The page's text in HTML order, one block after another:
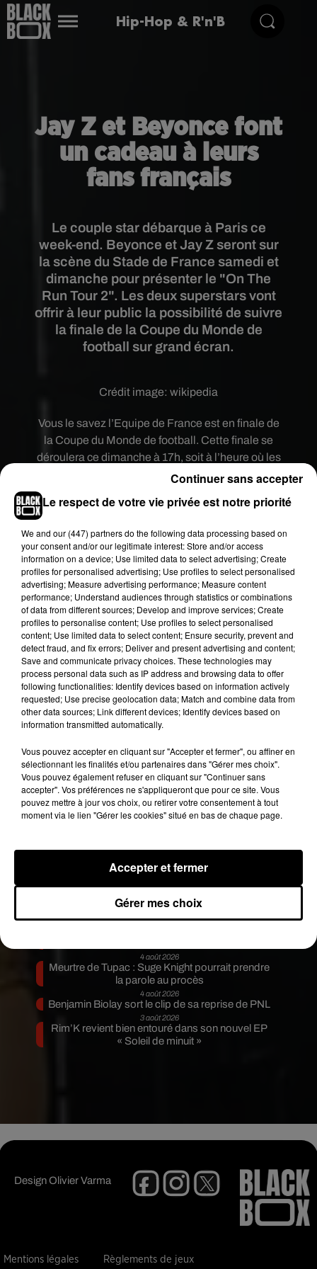
Hip-Hop & R'n'B
Jay Z et Beyonce font
un cadeau à leurs
fans français
Publié : 12 juillet 2018 à 7h36 par Clément
Le couple star débarque à Paris ce
week-end. Beyonce et Jay Z seront sur
la scène du Stade de France samedi et
dimanche pour présenter le "On The
Run Tour 2". Les deux superstars vont
offrir à leur public la possibilité de suivre
la finale de la Coupe du Monde de
football sur grand écran.
Crédit image: wikipedia
Vous le savez l’Equipe de France est en finale de
la Coupe du Monde de football. Cette finale se
déroulera ce dimanche à 17h, soit à l’heure où les
fans de Beyonce et Jay z feront la queue devant le
Stade de France
dans le doute : regarder le match ou assister au
votre place de concert ! Jay Z et Beyonce ne
veulent pas vous frustrer. Des écrans géants
seront installés dans l’enceinte du Stade de
France afin de ne rien rater de cette finale. Les
personnes en possession d’un billet pour ce
concert sont invités à se rendre au Stade de
France à partir de 16 heures. A noter qu’il reste
des places pour ce grand show.En cas de victoire,
vous allez pouvoir faire la fête en compagnie de
Jay Z et Beyonce.
Fil actus
7 août 2026
Moha MMZ dévoile « Mikasa », un nouveau
single entre amour et...
7 août 2026
Tayc et Didi B dévoilent le single le plus dansant
surprise
Coulda Shoulda Woulda »
5 août 2026
4 août 2026
Meurtre de Tupac : Suge Knight pourrait prendre
la parole au procès
4 août 2026
Benjamin Biolay sort le clip de sa reprise de PNL
3 août 2026
Rim’K revient bien entouré dans son nouvel EP
« Soleil de minuit »
DesignOlivier Varma
Mentions légales Règlements de jeux
Le respect de votre vie privée est notre priorité
We and our (447) partnersdo the following data processing based on
your consent and/or our legitimate interest: Store and/or access
information on a device; Use limited data to select advertising; Create
profiles for personalised advertising; Use profiles to select personalised
advertising; Measure advertising performance; Measure content
performance; Understand audiences through statistics or combinations
of data from different sources; Develop and improve services; Create
profiles to personalise content; Use profiles to select personalised
content; Use limited data to select content; Ensure security, prevent and
detect fraud, and fix errors; Deliver and present advertising and content;
Save and communicate privacy choices. These technologies may
process personal data such as IP address and browsing data to offer
following functionalities: Identify devices based on information actively
requested; Use precise geolocation data; Match and combine data from
other data sources; Link different devices; Identify devices based on
information transmitted automatically.
Vous pouvez accepter en cliquant sur "Accepter et fermer", ou affiner en
sélectionnant les finalités et/ou partenaires dans "Gérer mes choix".
Vous pouvez également refuser en cliquant sur "Continuer sans
accepter". Vos préférences ne s'appliqueront que pour ce site. Vous
pouvez mettre à jour vos choix, ou retirer votre consentement à tout
moment via le lien "Gérer les cookies" situé en bas de chaque page.
Gérer mes choix
Accepter et fermer
Continuer sans accepter